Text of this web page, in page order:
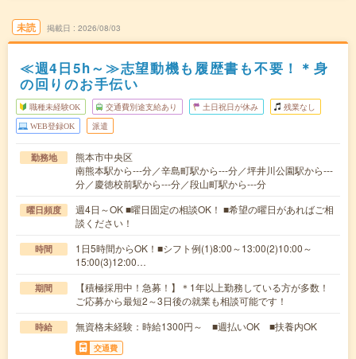
未読 掲載日 2026/08/03
≪週4日5h～≫志望動機も履歴書も不要！＊身
の回りのお手伝い
職種未経験OK 交通費別途支給あり 土日祝日が休み 残業なし
WEB登録OK 派遣
勤務地
熊本市中央区
南熊本駅から---分／辛島町駅から---分／坪井川公園駅から---
分／慶徳校前駅から---分／段山町駅から---分
曜日頻度
週4日～OK ■曜日固定の相談OK！ ■希望の曜日があればご相
談ください！
時間
1日5時間からOK！■シフト例(1)8:00～13:00(2)10:00～
15:00(3)12:00…
期間
【積極採用中！急募！】＊1年以上勤務している方が多数！
ご応募から最短2～3日後の就業も相談可能です！
時給 無資格未経験：時給1300円～ ■週払いOK ■扶養内OK
交通費